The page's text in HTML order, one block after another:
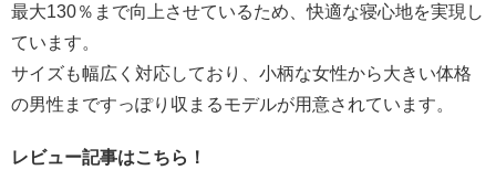
最大130％まで向上させているため、快適な寝心地を実現し
ています。
サイズも幅広く対応しており、小柄な女性から大きい体格
の男性まですっぽり収まるモデルが用意されています。
レビュー記事はこちら！